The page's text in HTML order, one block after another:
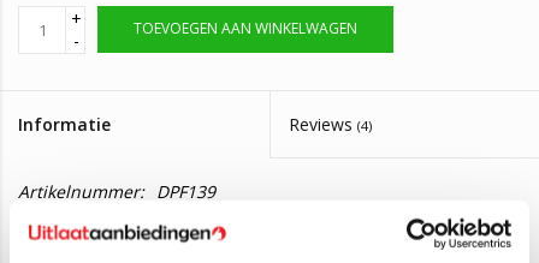
+
-
TOEVOEGEN AAN WINKELWAGEN
Informatie Reviews (4)
Artikelnummer: DPF139
Levertijd:
Op voorraad, bestel voor 14:00 zelfde dag